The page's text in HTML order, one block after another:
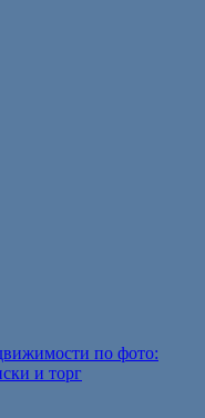
по фото:
и торг